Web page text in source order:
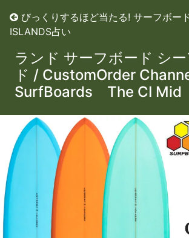
びっくりするほど当たる! サーフボー
ISLANDS占い
カスタムオーダー チャン
ランド サーフボード シ
ド / CustomOrder
SurfBoards The CI Mid